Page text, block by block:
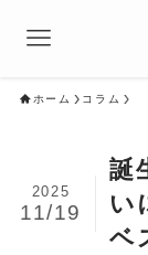
ホーム コラム
誕
い
ベ
2025
11/19